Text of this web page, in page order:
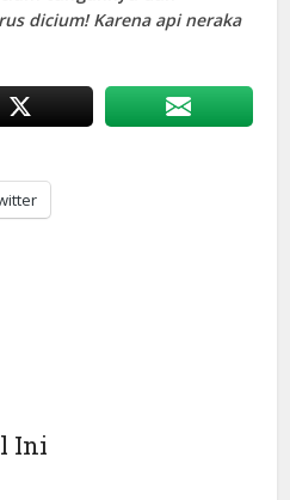
dicium! Karena api neraka
Ini